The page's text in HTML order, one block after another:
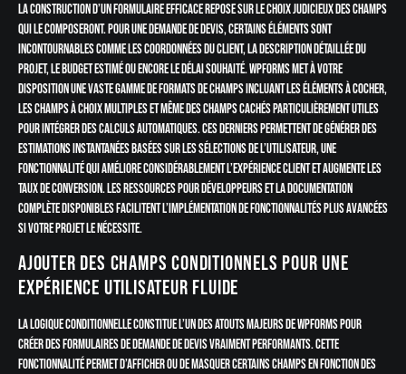
La construction d’un formulaire efficace repose sur le choix judicieux des champs
qui le composeront. Pour une demande de devis, certains éléments sont
incontournables comme les coordonnées du client, la description détaillée du
projet, le budget estimé ou encore le délai souhaité. WPForms met à votre
disposition une vaste gamme de formats de champs incluant les éléments à cocher,
les champs à choix multiples et même des champs cachés particulièrement utiles
pour intégrer des calculs automatiques. Ces derniers permettent de générer des
estimations instantanées basées sur les sélections de l’utilisateur, une
fonctionnalité qui améliore considérablement l’expérience client et augmente les
taux de conversion. Les ressources pour développeurs et la documentation
complète disponibles facilitent l’implémentation de fonctionnalités plus avancées
si votre projet le nécessite.
Ajouter des champs conditionnels pour une
expérience utilisateur fluide
La logique conditionnelle constitue l’un des atouts majeurs de WPForms pour
créer des formulaires de demande de devis vraiment performants. Cette
fonctionnalité permet d’afficher ou de masquer certains champs en fonction des